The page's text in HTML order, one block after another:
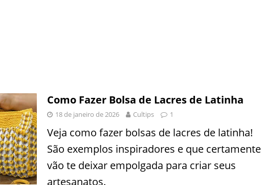
Como Fazer Bolsa de Lacres de Latinha
18 de janeiro de 2026 Cultips 1
Veja como fazer bolsas de lacres de latinha!
São exemplos inspiradores e que certamente
vão te deixar empolgada para criar seus
artesanatos.